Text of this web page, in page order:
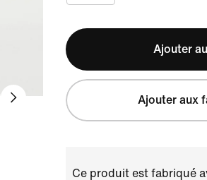
Ajouter
Ajouter aux
Ce produit est fabriqué